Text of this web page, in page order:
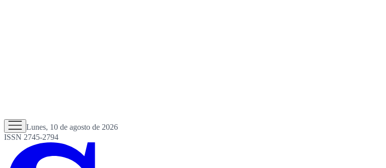
Lunes, 10 de agosto de 2026
ISSN 2745-2794